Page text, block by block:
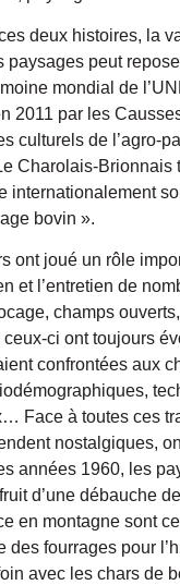
deux histoires, la
paysages peut
mondial de
2011 par les
culturels de l’agro-
Charolais-Brionnais
internationalement
bovin ».
ont joué un rôle
et l’entretien de
champs
ci ont toujours
confrontées aux
Face à toutes ces
nostalgiques,
années 1960, les
d’une débauche
en montagne sont
des fourrages pour
avec les chars de